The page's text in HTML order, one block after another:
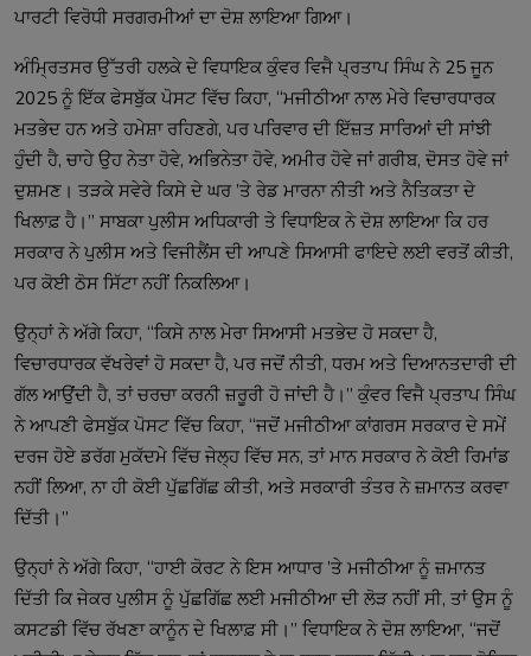
ਪਾਰਟੀ ਵਿਰੋਧੀ ਸਰਗਰਮੀਆਂ ਦਾ ਦੋਸ਼ ਲਾਇਆ ਗਿਆ।
ਅੰਮ੍ਰਿਤਸਰ ਉੱਤਰੀ ਹਲਕੇ ਦੇ ਵਿਧਾਇਕ ਕੁੰਵਰ ਵਿਜੈ ਪ੍ਰਤਾਪ ਸਿੰਘ ਨੇ 25 ਜੂਨ
2025 ਨੂੰ ਇੱਕ ਫੇਸਬੁੱਕ ਪੋਸਟ ਵਿੱਚ ਕਿਹਾ, ‘‘ਮਜੀਠੀਆ ਨਾਲ ਮੇਰੇ ਵਿਚਾਰਧਾਰਕ
ਮਤਭੇਦ ਹਨ ਅਤੇ ਹਮੇਸ਼ਾ ਰਹਿਣਗੇ, ਪਰ ਪਰਿਵਾਰ ਦੀ ਇੱਜ਼ਤ ਸਾਰਿਆਂ ਦੀ ਸਾਂਝੀ
ਹੁੰਦੀ ਹੈ, ਚਾਹੇ ਉਹ ਨੇਤਾ ਹੋਵੇ, ਅਭਿਨੇਤਾ ਹੋਵੇ, ਅਮੀਰ ਹੋਵੇ ਜਾਂ ਗਰੀਬ, ਦੋਸਤ ਹੋਵੇ ਜਾਂ
ਦੁਸ਼ਮਣ। ਤੜਕੇ ਸਵੇਰੇ ਕਿਸੇ ਦੇ ਘਰ ’ਤੇ ਰੇਡ ਮਾਰਨਾ ਨੀਤੀ ਅਤੇ ਨੈਤਿਕਤਾ ਦੇ
ਖਿਲਾਫ਼ ਹੈ।’’ ਸਾਬਕਾ ਪੁਲੀਸ ਅਧਿਕਾਰੀ ਤੇ ਵਿਧਾਇਕ ਨੇ ਦੋਸ਼ ਲਾਇਆ ਕਿ ਹਰ
ਸਰਕਾਰ ਨੇ ਪੁਲੀਸ ਅਤੇ ਵਿਜੀਲੈਂਸ ਦੀ ਆਪਣੇ ਸਿਆਸੀ ਫਾਇਦੇ ਲਈ ਵਰਤੋਂ ਕੀਤੀ,
ਪਰ ਕੋਈ ਠੋਸ ਸਿੱਟਾ ਨਹੀਂ ਨਿਕਲਿਆ।
ਉਨ੍ਹਾਂ ਨੇ ਅੱਗੇ ਕਿਹਾ, ‘‘ਕਿਸੇ ਨਾਲ ਮੇਰਾ ਸਿਆਸੀ ਮਤਭੇਦ ਹੋ ਸਕਦਾ ਹੈ,
ਵਿਚਾਰਧਾਰਕ ਵੱਖਰੇਵਾਂ ਹੋ ਸਕਦਾ ਹੈ, ਪਰ ਜਦੋਂ ਨੀਤੀ, ਧਰਮ ਅਤੇ ਦਿਆਨਤਦਾਰੀ ਦੀ
ਗੱਲ ਆਉਂਦੀ ਹੈ, ਤਾਂ ਚਰਚਾ ਕਰਨੀ ਜ਼ਰੂਰੀ ਹੋ ਜਾਂਦੀ ਹੈ।’’ ਕੁੰਵਰ ਵਿਜੈ ਪ੍ਰਤਾਪ ਸਿੰਘ
ਨੇ ਆਪਣੀ ਫੇਸਬੁੱਕ ਪੋਸਟ ਵਿੱਚ ਕਿਹਾ, ‘‘ਜਦੋਂ ਮਜੀਠੀਆ ਕਾਂਗਰਸ ਸਰਕਾਰ ਦੇ ਸਮੇਂ
ਦਰਜ ਹੋਏ ਡਰੱਗ ਮੁਕੱਦਮੇ ਵਿੱਚ ਜੇਲ੍ਹ ਵਿੱਚ ਸਨ, ਤਾਂ ਮਾਨ ਸਰਕਾਰ ਨੇ ਕੋਈ ਰਿਮਾਂਡ
ਨਹੀਂ ਲਿਆ, ਨਾ ਹੀ ਕੋਈ ਪੁੱਛਗਿੱਛ ਕੀਤੀ, ਅਤੇ ਸਰਕਾਰੀ ਤੰਤਰ ਨੇ ਜ਼ਮਾਨਤ ਕਰਵਾ
ਦਿੱਤੀ।’’
ਉਨ੍ਹਾਂ ਨੇ ਅੱਗੇ ਕਿਹਾ, ‘‘ਹਾਈ ਕੋਰਟ ਨੇ ਇਸ ਆਧਾਰ ’ਤੇ ਮਜੀਠੀਆ ਨੂੰ ਜ਼ਮਾਨਤ
ਦਿੱਤੀ ਕਿ ਜੇਕਰ ਪੁਲੀਸ ਨੂੰ ਪੁੱਛਗਿੱਛ ਲਈ ਮਜੀਠੀਆ ਦੀ ਲੋੜ ਨਹੀਂ ਸੀ, ਤਾਂ ਉਸ ਨੂੰ
ਕਸਟਡੀ ਵਿੱਚ ਰੱਖਣਾ ਕਾਨੂੰਨ ਦੇ ਖਿਲਾਫ਼ ਸੀ।’’ ਵਿਧਾਇਕ ਨੇ ਦੋਸ਼ ਲਾਇਆ, ‘‘ਜਦੋਂ